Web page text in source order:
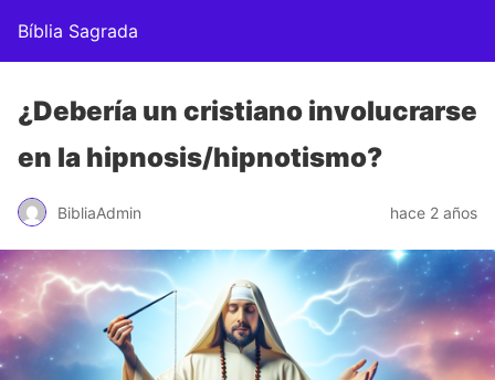
Bíblia Sagrada
¿Debería un cristiano involucrarse
en la hipnosis/hipnotismo?
BibliaAdmin hace 2 años